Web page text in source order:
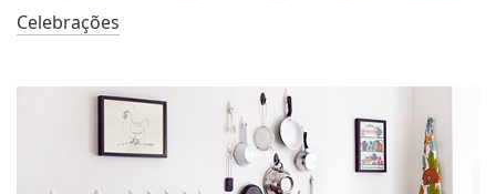
Celebrações